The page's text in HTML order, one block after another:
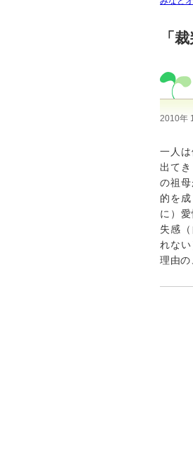
「
2010年
一人
出て
の祖
的を
に）
失感
れな
理由